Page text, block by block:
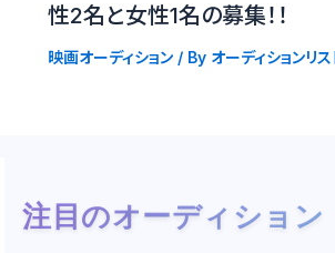
性2名と女性1名の募集！！
映画オーディション/ By オーディションリ
注目のオーディション